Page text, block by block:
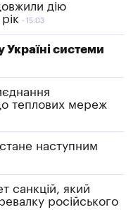
дію
15:03
Україні системи
теплових мереж
наступним
санкцій, який
російського